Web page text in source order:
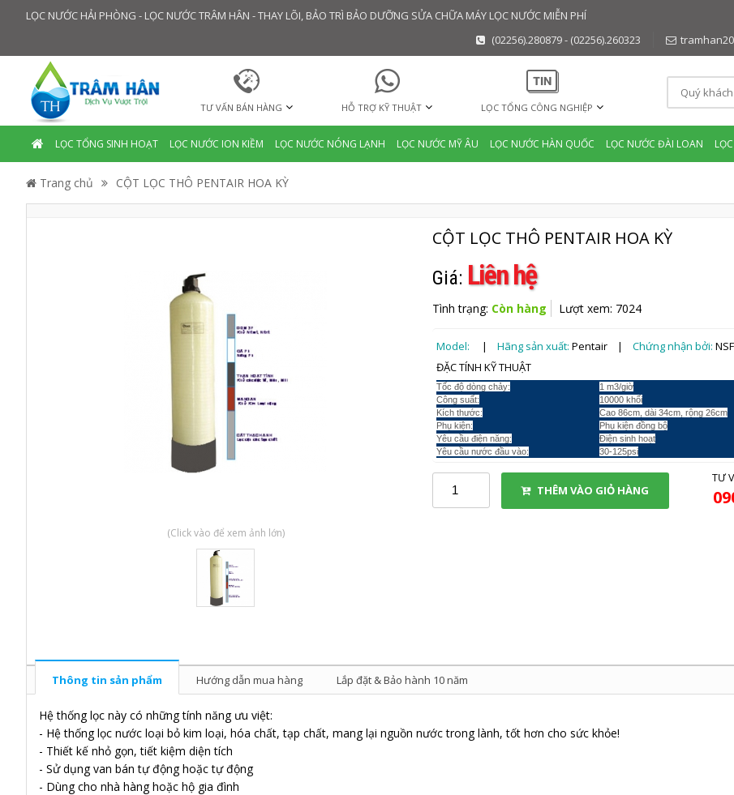
LỌC NƯỚC HẢI PHÒNG - LỌC NƯỚC TRÂM HÂN - THAY LÕI, BẢO TRÌ BẢO DƯỠNG SỬA CHỮA MÁY LỌC NƯỚC MIỄN PHÍ
(02256).280879 - (02256).260323
TƯ VẤN BÁN HÀNG HỖ TRỢ KỸ THUẬT LỌC TỔNG CÔNG NGHIỆP
LỌC TỔNG SINH HOẠT LỌC NƯỚC ION KIỀM LỌC NƯỚC NÓNG LẠNH LỌC NƯỚC MỸ ÂU LỌC NƯỚC HÀN QUỐC LỌC NƯỚC ĐÀI LOAN
Trang chủ CỘT LỌC THÔ PENTAIR HOA KỲ
(Click vào để xem ảnh lớn)
CỘT LỌC THÔ PENTAIR HOA KỲ
Giá: Liên hệ
Tình trạng: Còn hàng Lượt xem: 7024
Model: | Hãng sản xuất: Pentair | Chứng nhận bởi:
ĐẶC TÍNH KỸ THUẬT
Tốc độ dòng chảy:
1 m3/giờ
Công suất:
10000 khối
Kích thước:
Cao 86cm, dài 34cm, rộng 26cm
Phụ kiện:
Phụ kiện đồng bộ
Yêu cầu điện năng:
Điện sinh hoạt
Yêu cầu nước đầu vào:
30-125psi
THÊM VÀO GIỎ HÀNG
TƯ
Thông tin sản phẩm Hướng dẫn mua hàng Lắp đặt & Bảo hành 10 năm
Hệ thống lọc này có những tính năng ưu việt:
- Hệ thống lọc nước loại bỏ kim loại, hóa chất, tạp chất, mang lại nguồn nước trong lành, tốt hơn cho sức khỏe!
- Thiết kế nhỏ gọn, tiết kiệm diện tích
- Sử dụng van bán tự động hoặc tự động
- Dùng cho nhà hàng hoặc hộ gia đình